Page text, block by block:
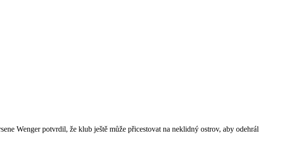
Wenger potvrdil, že klub ještě může přicestovat na neklidný ostrov, aby odehrál